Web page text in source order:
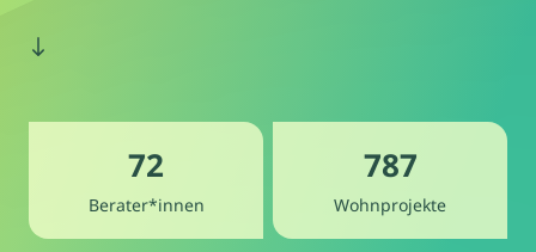
72
Berater*innen
787
Wohnprojekte